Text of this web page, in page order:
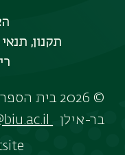
תקנון,
© 2026 בית
בר-אילן